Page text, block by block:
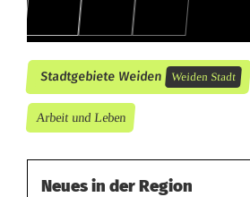
Stadtgebiete Weiden Weiden Stadt
Arbeit und Leben
Neues in der Region